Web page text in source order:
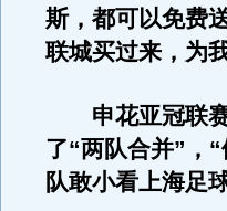
斯，都可以免费
联城买过来，为
申花亚冠联赛
了“两队合并”，
队敢小看上海足